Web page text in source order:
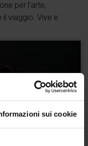
sui cookie
per l’arte,
il viaggio. Vive e